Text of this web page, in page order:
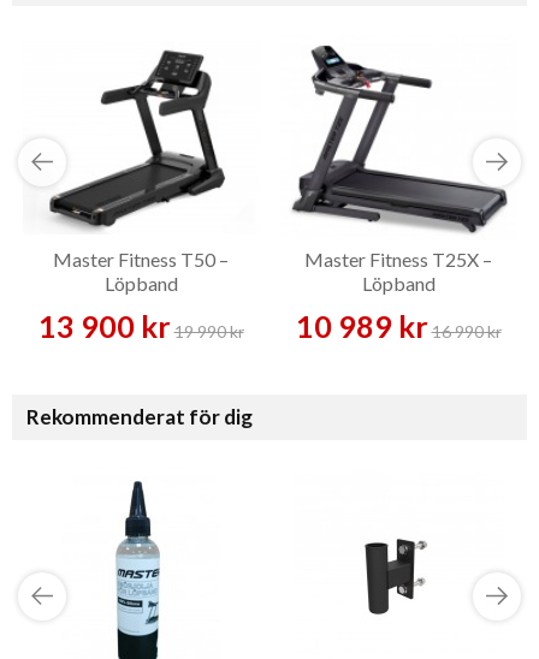
Master Fitness T50 –
Löpband
13 900 kr19 990 kr
Master Fitness T25X –
Löpband
10 989 kr16 990 kr
Rekommenderat för dig